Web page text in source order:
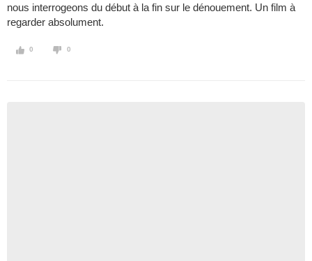
nous interrogeons du début à la fin sur le dénouement. Un film à
regarder absolument.
0 0